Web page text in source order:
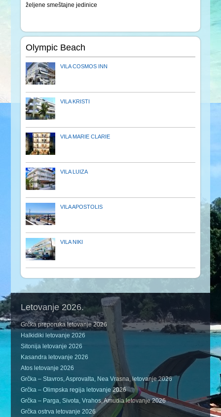
željene smeštajne jedinice
Olympic Beach
VILA COSMOS INN
VILA KRISTI
VILA MARIE CLARIE
VILA LUIZA
VILA APOSTOLIS
VILA NIKI
Letovanje 2026.
Grčka preporuka letovanje 2026
Halkidiki letovanje 2026
Sitonija letovanje 2026
Kasandra letovanje 2026
Atos letovanje 2026
Grčka – Stavros, Asprovalta, Nea Vrasna, letovanje 2026
Grčka – Olimpska regija letovanje 2026
Grčka – Parga, Sivota, Vrahos, Amudia letovanje 2026
Grčka ostrva letovanje 2026